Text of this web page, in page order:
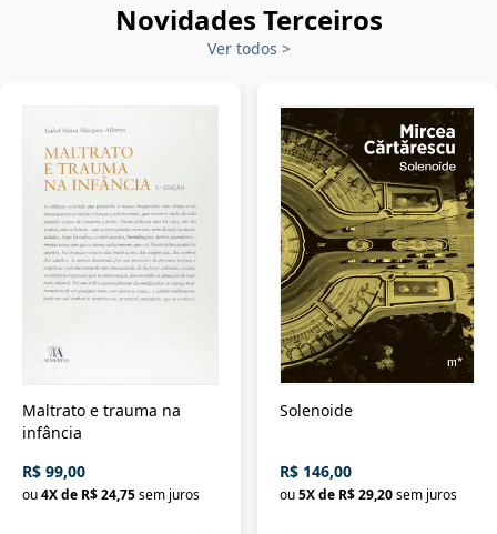
Novidades Terceiros
Ver todos >
Maltrato e trauma na
infância
R$ 99,00
ou4X de R$ 24,75sem juros
Solenoide
R$ 146,00
ou 5X de R$ 29,20 sem juros